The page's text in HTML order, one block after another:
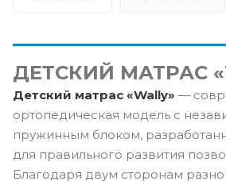
ДЕТСКИЙ МАТРАС
Детский матрас «Wally» —
ортопедическая модель с
пружинным блоком,
для правильного развития
Благодаря двум сторонам